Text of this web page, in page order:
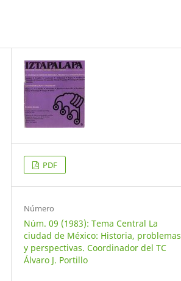
PDF
Número
Núm. 09 (1983): Tema Central La
ciudad de México: Historia, problemas
y perspectivas. Coordinador del TC
Álvaro J. Portillo